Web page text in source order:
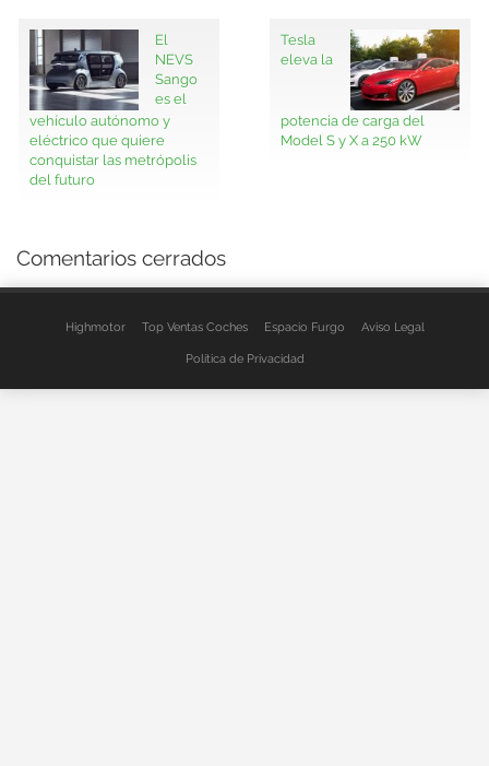
El
NEVS
Sango
es el
vehículo autónomo y
eléctrico que quiere
conquistar las metrópolis
del futuro
Tesla
eleva la
potencia de carga del
Model S y X a 250 kW
Comentarios cerrados
Highmotor Top Ventas Coches Espacio Furgo Aviso Legal
Política de Privacidad